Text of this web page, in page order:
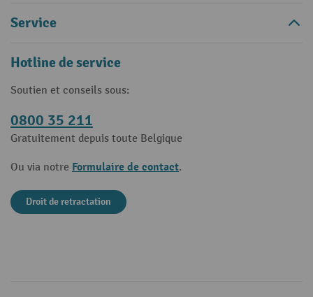
Service
Hotline de service
Soutien et conseils sous:
0800 35 211
Gratuitement depuis toute Belgique
Ou via notre Formulaire de contact.
Droit de retractation